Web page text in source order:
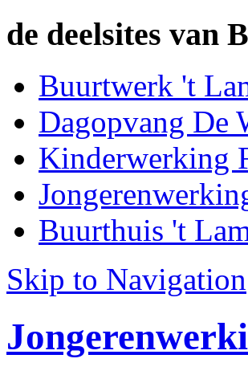
de deelsites van
Buurtwerk 't
Dagopvang De
Kinderwerking
Buurthuis 't
Skip to Navigation